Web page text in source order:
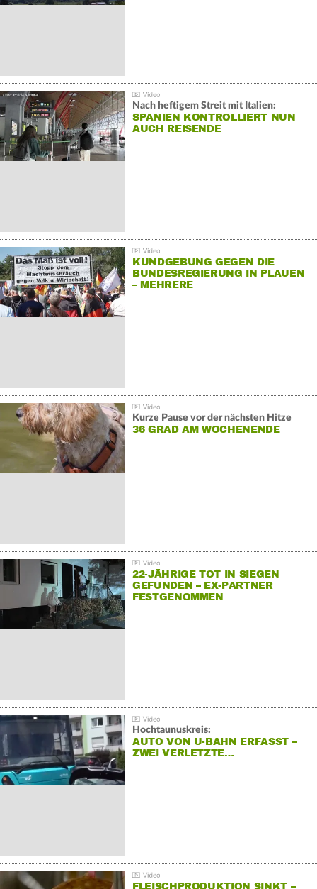
Nach heftigem Streit mit Italien:
SPANIEN KONTROLLIERT NUN
AUCH REISENDE
KUNDGEBUNG GEGEN DIE
BUNDESREGIERUNG IN PLAUEN
– MEHRERE
Kurze Pause vor der nächsten Hitze
36 GRAD AM WOCHENENDE
22-JÄHRIGE TOT IN SIEGEN
GEFUNDEN – EX-PARTNER
FESTGENOMMEN
Hochtaunuskreis:
AUTO VON U-BAHN ERFASST –
ZWEI VERLETZTE…